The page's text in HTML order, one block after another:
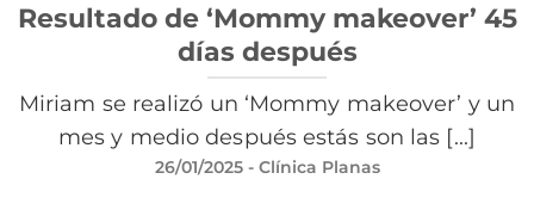
Resultado de ‘Mommy makeover’ 45
días después
Miriam se realizó un ‘Mommy makeover’ y un
mes y medio después estás son las [...]
26/01/2025- Clínica Planas